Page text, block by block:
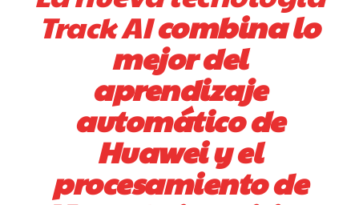
Track AIcombina lo
mejor del
aprendizaje
automático de
Huawei y el
procesamiento de